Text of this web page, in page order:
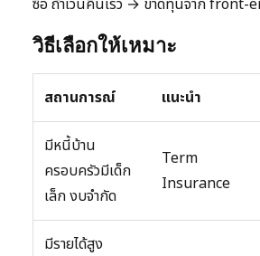
ซื้อ ถ้าเวนคืนเร็ว → ขาดทุนจาก front-
วิธีเลือกให้เหมาะ
สถานการณ์ แนะนำ
มีหนี้บ้าน
ครอบครัวมีเด็ก
เล็ก งบจำกัด
Term
Insurance
มีรายได้สูง